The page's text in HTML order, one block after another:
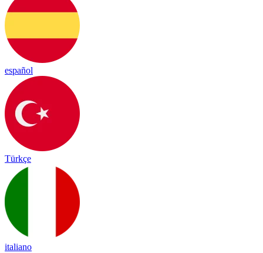
español
Türkçe
italiano